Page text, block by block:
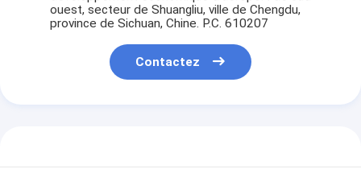
ouest, secteur de Shuangliu, ville de Chengdu,
province de Sichuan, Chine. P.C. 610207
Contactez